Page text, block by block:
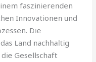
faszinierenden
Innovationen und
Die
Land nachhaltig
Gesellschaft